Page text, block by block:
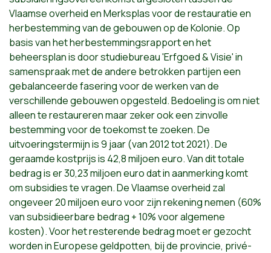
Vlaamse overheid en Merksplas voor de restauratie en
herbestemming van de gebouwen op de Kolonie. Op
basis van het herbestemmingsrapport en het
beheersplan is door studiebureau 'Erfgoed & Visie' in
samenspraak met de andere betrokken partijen een
gebalanceerde fasering voor de werken van de
verschillende gebouwen opgesteld. Bedoeling is om niet
alleen te restaureren maar zeker ook een zinvolle
bestemming voor de toekomst te zoeken. De
uitvoeringstermijn is 9 jaar (van 2012 tot 2021). De
geraamde kostprijs is 42,8 miljoen euro. Van dit totale
bedrag is er 30,23 miljoen euro dat in aanmerking komt
om subsidies te vragen. De Vlaamse overheid zal
ongeveer 20 miljoen euro voor zijn rekening nemen (60%
van subsidieerbare bedrag + 10% voor algemene
kosten). Voor het resterende bedrag moet er gezocht
worden in Europese geldpotten, bij de provincie, privé-